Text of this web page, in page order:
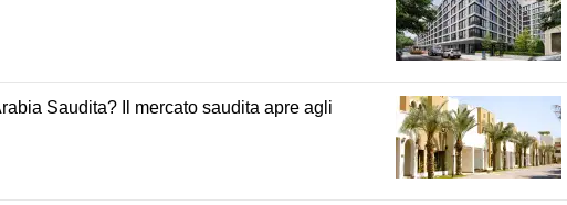
Saudita? Il mercato saudita apre agli